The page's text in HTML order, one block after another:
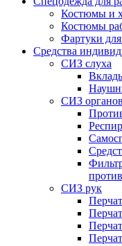
Костюмы и
Костюмы
Фартуки
Средства
СИЗ слуха
СИЗ
СИЗ рук